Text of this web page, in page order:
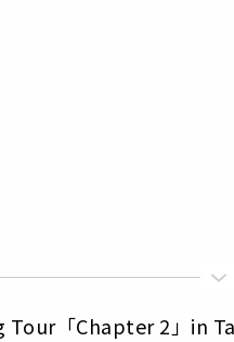
Tour「Chapter 2」in